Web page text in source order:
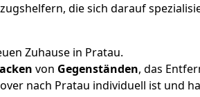
die sich darauf
Zuhause in Pratau.
von Gegenständen, das
nach Pratau individuell ist und